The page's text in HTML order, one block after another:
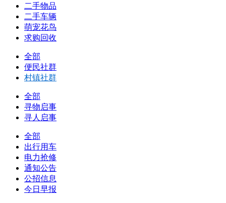
二手物品
二手车辆
萌宠花鸟
求购回收
全部
便民社群
村镇社群
全部
寻物启事
寻人启事
全部
出行用车
电力抢修
通知公告
公招信息
今日早报